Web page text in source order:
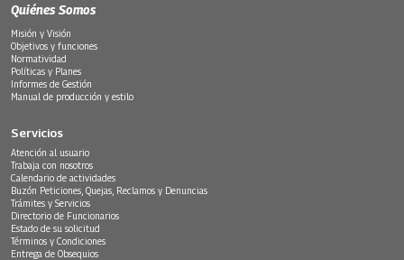
Quiénes Somos
Misión y Visión
Objetivos y funciones
Normatividad
Políticas y Planes
Informes de Gestión
Manual de producción y estilo
Servicios
Atención al usuario
Trabaja con nosotros
Calendario de actividades
Buzón Peticiones, Quejas, Reclamos y Denuncias
Trámites y Servicios
Directorio de Funcionarios
Estado de su solicitud
Términos y Condiciones
Entrega de Obsequios